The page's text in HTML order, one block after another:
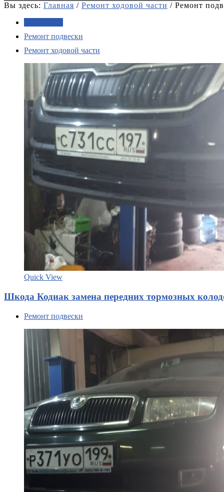
Вы здесь: Главная / Ремонт ходовой части / Ремонт
Ремонт подвески
Ремонт ходовой части
Quick View
Шкода Кодиак замена передних тормозных
Ремонт подвески